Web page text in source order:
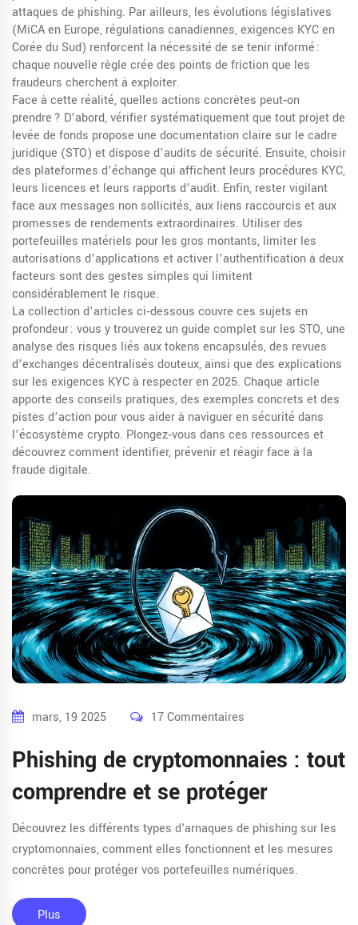
attaques de phishing. Par ailleurs, les évolutions législatives
(MiCA en Europe, régulations canadiennes, exigences KYC en
Corée du Sud) renforcent la nécessité de se tenir informé :
chaque nouvelle règle crée des points de friction que les
fraudeurs cherchent à exploiter.
Face à cette réalité, quelles actions concrètes peut‑on
prendre ? D’abord, vérifier systématiquement que tout projet de
levée de fonds propose une documentation claire sur le cadre
juridique (STO) et dispose d’audits de sécurité. Ensuite, choisir
des plateformes d’échange qui affichent leurs procédures KYC,
leurs licences et leurs rapports d’audit. Enfin, rester vigilant
face aux messages non sollicités, aux liens raccourcis et aux
promesses de rendements extraordinaires. Utiliser des
portefeuilles matériels pour les gros montants, limiter les
autorisations d’applications et activer l’authentification à deux
facteurs sont des gestes simples qui limitent
considérablement le risque.
La collection d’articles ci‑dessous couvre ces sujets en
profondeur : vous y trouverez un guide complet sur les STO, une
analyse des risques liés aux tokens encapsulés, des revues
d’exchanges décentralisés douteux, ainsi que des explications
sur les exigences KYC à respecter en 2025. Chaque article
apporte des conseils pratiques, des exemples concrets et des
pistes d’action pour vous aider à naviguer en sécurité dans
l’écosystème crypto. Plongez‑vous dans ces ressources et
découvrez comment identifier, prévenir et réagir face à la
fraude digitale.
mars, 19 2025 17 Commentaires
Phishing de cryptomonnaies : tout
comprendre et se protéger
Découvrez les différents types d'arnaques de phishing sur les
cryptomonnaies, comment elles fonctionnent et les mesures
concrètes pour protéger vos portefeuilles numériques.
Plus